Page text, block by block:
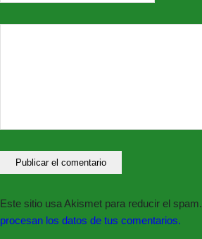
Jueves y viernes de 11:30 a 13:30h.;
jueves de 18:30 a 20:30h.;
También en www.giglon.com
Este sitio usa Akismet para reducir el spam.
procesan los datos de tus comentarios.